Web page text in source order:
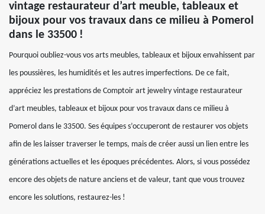
vintage restaurateur d’art meuble, tableaux et
bijoux pour vos travaux dans ce milieu à Pomerol
dans le 33500 !
Pourquoi oubliez-vous vos arts meubles, tableaux et bijoux envahissent par
les poussières, les humidités et les autres imperfections. De ce fait,
appréciez les prestations de Comptoir art jewelry vintage restaurateur
d’art meubles, tableaux et bijoux pour vos travaux dans ce milieu à
Pomerol dans le 33500. Ses équipes s’occuperont de restaurer vos objets
afin de les laisser traverser le temps, mais de créer aussi un lien entre les
générations actuelles et les époques précédentes. Alors, si vous possédez
encore des objets de nature anciens et de valeur, tant que vous trouvez
encore les solutions, restaurez-les !